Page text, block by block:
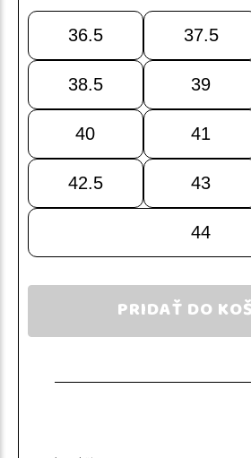
36.5 37.5
38.5 39
40 41
42.5 43
44
PRIDAŤ DO